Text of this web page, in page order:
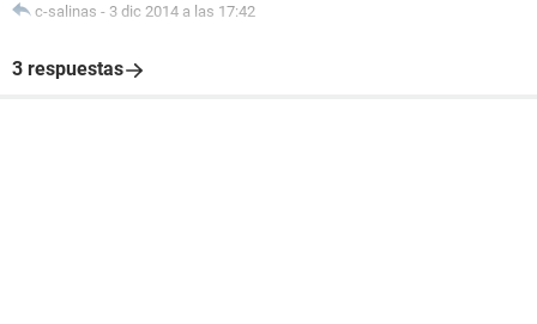
c-salinas - 3 dic 2014 a las 17:42
3 respuestas